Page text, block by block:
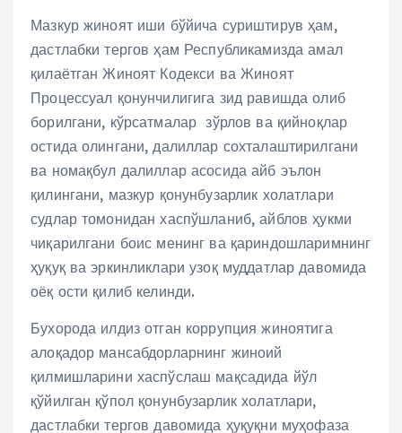
Мазкур жиноят иши бўйича суриштирув ҳам,
дастлабки тергов ҳам Республикамизда амал
қилаётган Жиноят Кодекси ва Жиноят
Процессуал қонунчилигига зид равишда олиб
борилгани, кўрсатмалар зўрлов ва қийноқлар
остида олингани, далиллар сохталаштирилгани
ва номақбул далиллар асосида айб эълон
қилингани, мазкур қонунбузарлик холатлари
судлар томонидан хаспўшланиб, айблов ҳукми
чиқарилгани боис менинг ва қариндошларимнинг
ҳуқуқ ва эркинликлари узоқ муддатлар давомида
оёқ ости қилиб келинди.
Бухорода илдиз отган коррупция жиноятига
алоқадор мансабдорларнинг жиноий
қилмишларини хаспўслаш мақсадида йўл
қўйилган қўпол қонунбузарлик холатлари,
дастлабки тергов давомида ҳуқуқни муҳофаза